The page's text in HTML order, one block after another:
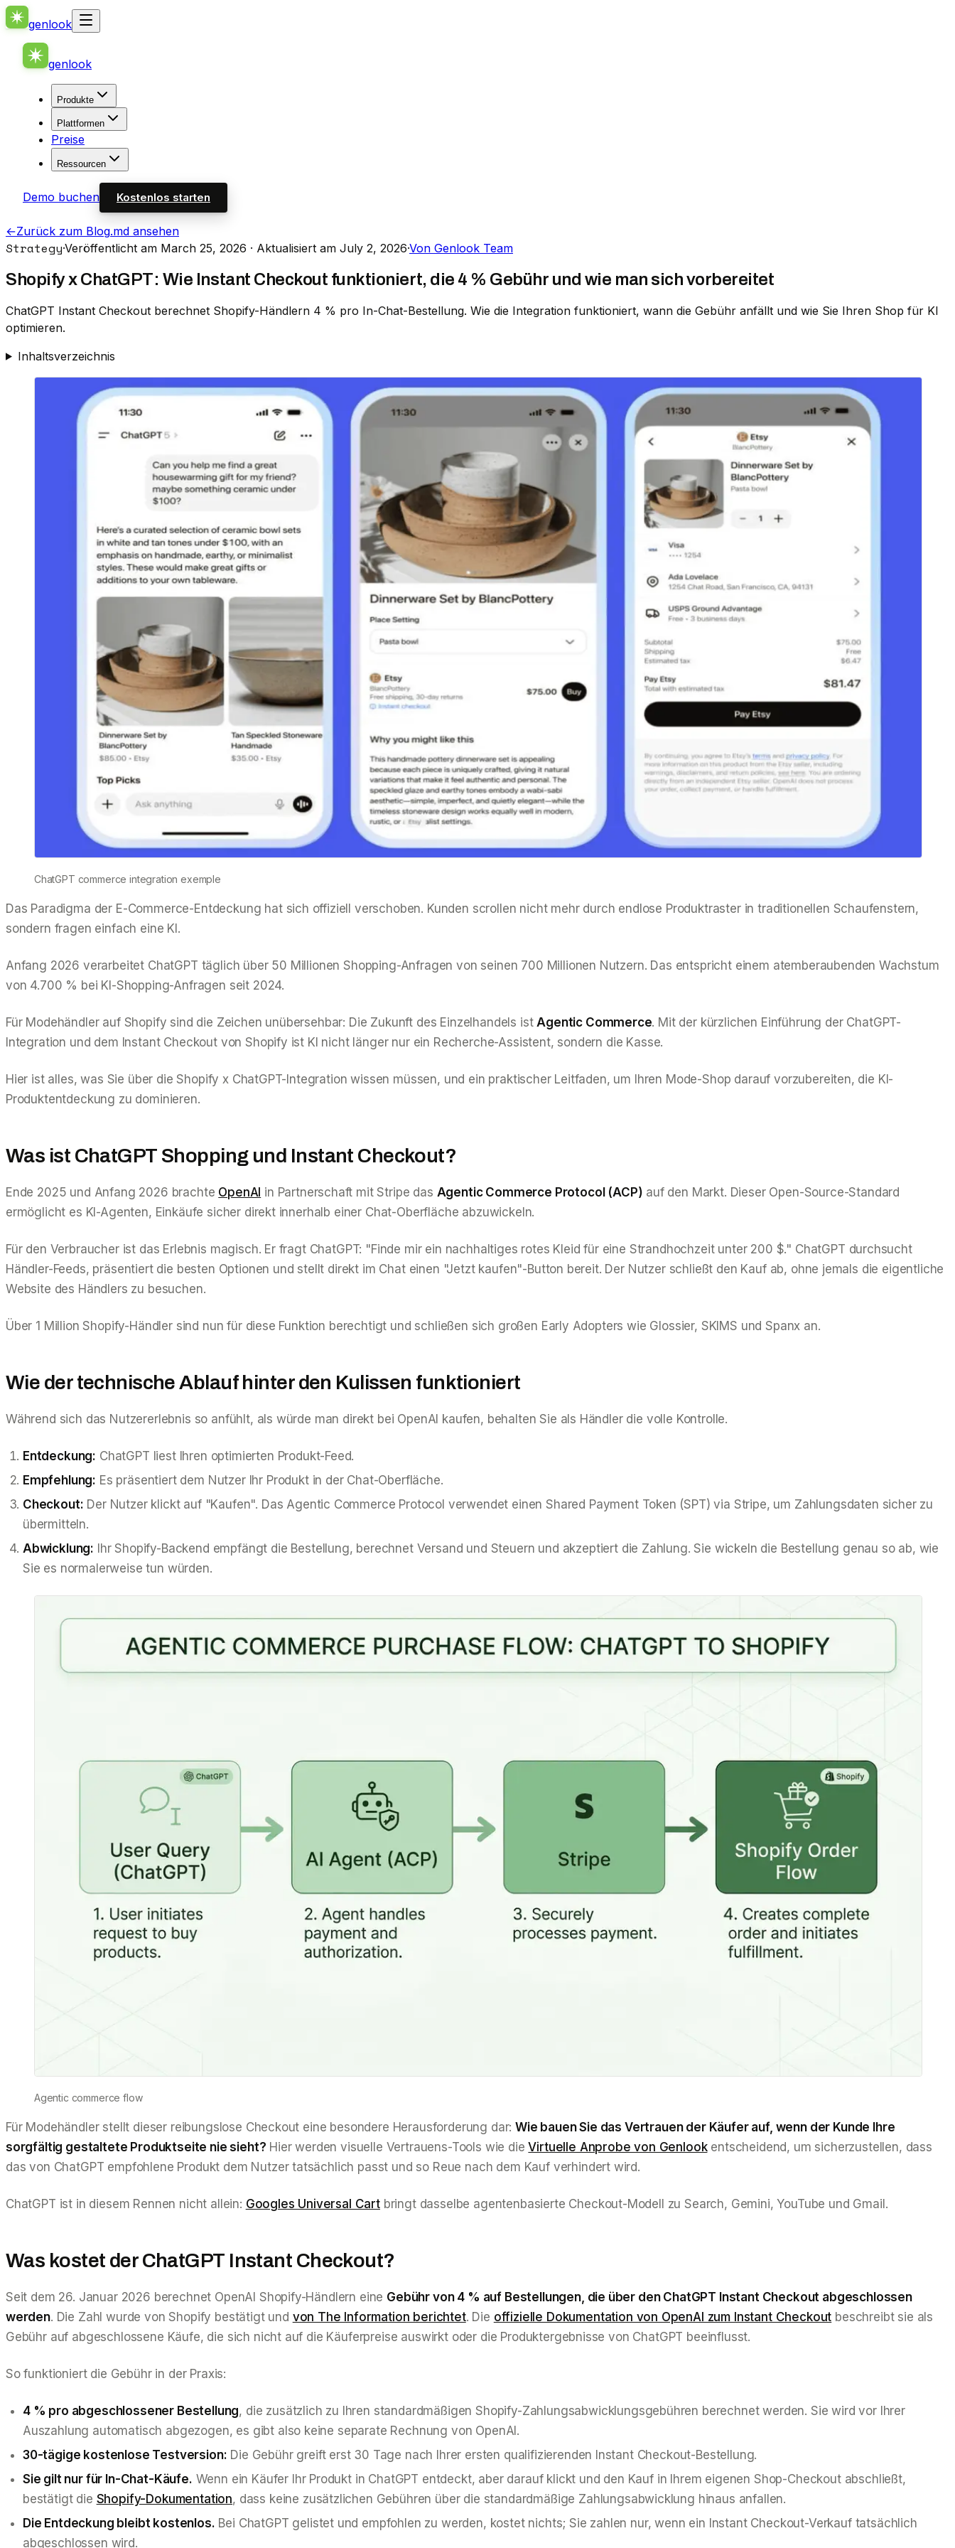
genlook
genlook
Produkte
Plattformen
Preise
Ressourcen
Demo buchen Kostenlos starten
←Zurück zum Blog.md ansehen
Strategy·Veröffentlicht am March 25, 2026 · Aktualisiert am July 2, 2026·Von Genlook Team
Shopify x ChatGPT: Wie Instant Checkout funktioniert, die 4 % Gebühr und wie man sich vorbereitet
ChatGPT Instant Checkout berechnet Shopify-Händlern 4 % pro In-Chat-Bestellung. Wie die Integration funktioniert, wann die Gebühr anfällt und wie Sie Ihren Shop für KI
optimieren.
Inhaltsverzeichnis
ChatGPT commerce integration exemple
Das Paradigma der E-Commerce-Entdeckung hat sich offiziell verschoben. Kunden scrollen nicht mehr durch endlose Produktraster in traditionellen Schaufenstern,
sondern fragen einfach eine KI.
Anfang 2026 verarbeitet ChatGPT täglich über 50 Millionen Shopping-Anfragen von seinen 700 Millionen Nutzern. Das entspricht einem atemberaubenden Wachstum
von 4.700 % bei KI-Shopping-Anfragen seit 2024.
Für Modehändler auf Shopify sind die Zeichen unübersehbar: Die Zukunft des Einzelhandels ist Agentic Commerce. Mit der kürzlichen Einführung der ChatGPT-
Integration und dem Instant Checkout von Shopify ist KI nicht länger nur ein Recherche-Assistent, sondern die Kasse.
Hier ist alles, was Sie über die Shopify x ChatGPT-Integration wissen müssen, und ein praktischer Leitfaden, um Ihren Mode-Shop darauf vorzubereiten, die KI-
Produktentdeckung zu dominieren.
Was ist ChatGPT Shopping und Instant Checkout?
Ende 2025 und Anfang 2026 brachte OpenAI in Partnerschaft mit Stripe das Agentic Commerce Protocol (ACP) auf den Markt. Dieser Open-Source-Standard
ermöglicht es KI-Agenten, Einkäufe sicher direkt innerhalb einer Chat-Oberfläche abzuwickeln.
Für den Verbraucher ist das Erlebnis magisch. Er fragt ChatGPT: "Finde mir ein nachhaltiges rotes Kleid für eine Strandhochzeit unter 200 $." ChatGPT durchsucht
Händler-Feeds, präsentiert die besten Optionen und stellt direkt im Chat einen "Jetzt kaufen"-Button bereit. Der Nutzer schließt den Kauf ab, ohne jemals die eigentliche
Website des Händlers zu besuchen.
Über 1 Million Shopify-Händler sind nun für diese Funktion berechtigt und schließen sich großen Early Adopters wie Glossier, SKIMS und Spanx an.
Wie der technische Ablauf hinter den Kulissen funktioniert
Während sich das Nutzererlebnis so anfühlt, als würde man direkt bei OpenAI kaufen, behalten Sie als Händler die volle Kontrolle.
Entdeckung: ChatGPT liest Ihren optimierten Produkt-Feed.
Empfehlung: Es präsentiert dem Nutzer Ihr Produkt in der Chat-Oberfläche.
Checkout: Der Nutzer klickt auf "Kaufen". Das Agentic Commerce Protocol verwendet einen Shared Payment Token (SPT) via Stripe, um Zahlungsdaten sicher zu
übermitteln.
Abwicklung: Ihr Shopify-Backend empfängt die Bestellung, berechnet Versand und Steuern und akzeptiert die Zahlung. Sie wickeln die Bestellung genau so ab, wie
Sie es normalerweise tun würden.
Agentic commerce flow
Für Modehändler stellt dieser reibungslose Checkout eine besondere Herausforderung dar:Wie bauen Sie das Vertrauen der Käufer auf, wenn der Kunde Ihre
sorgfältig gestaltete Produktseite nie sieht? Hier werden visuelle Vertrauens-Tools wie dieVirtuelle Anprobe von Genlookentscheidend, um sicherzustellen, dass
das von ChatGPT empfohlene Produkt dem Nutzer tatsächlich passt und so Reue nach dem Kauf verhindert wird.
ChatGPT ist in diesem Rennen nicht allein: Googles Universal Cartbringt dasselbe agentenbasierte Checkout-Modell zu Search, Gemini, YouTube und Gmail.
Was kostet der ChatGPT Instant Checkout?
Seit dem 26. Januar 2026 berechnet OpenAI Shopify-Händlern eine Gebühr von 4 % auf Bestellungen, die über den ChatGPT Instant Checkout abgeschlossen
werden. Die Zahl wurde von Shopify bestätigt und von The Information berichtet. Die offizielle Dokumentation von OpenAI zum Instant Checkout beschreibt sie als
Gebühr auf abgeschlossene Käufe, die sich nicht auf die Käuferpreise auswirkt oder die Produktergebnisse von ChatGPT beeinflusst.
So funktioniert die Gebühr in der Praxis:
4 % pro abgeschlossener Bestellung, die zusätzlich zu Ihren standardmäßigen Shopify-Zahlungsabwicklungsgebühren berechnet werden. Sie wird vor Ihrer
Auszahlung automatisch abgezogen, es gibt also keine separate Rechnung von OpenAI.
30-tägige kostenlose Testversion: Die Gebühr greift erst 30 Tage nach Ihrer ersten qualifizierenden Instant Checkout-Bestellung.
Sie gilt nur für In-Chat-Käufe. Wenn ein Käufer Ihr Produkt in ChatGPT entdeckt, aber darauf klickt und den Kauf in Ihrem eigenen Shop-Checkout abschließt,
bestätigt die Shopify-Dokumentation, dass keine zusätzlichen Gebühren über die standardmäßige Zahlungsabwicklung hinaus anfallen.
Die Entdeckung bleibt kostenlos. Bei ChatGPT gelistet und empfohlen zu werden, kostet nichts; Sie zahlen nur, wenn ein Instant Checkout-Verkauf tatsächlich
abgeschlossen wird.